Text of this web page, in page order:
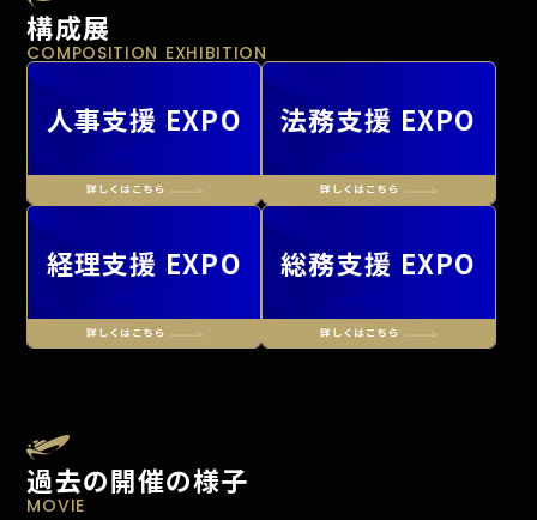
構成展
COMPOSITION EXHIBITION
人事支援 EXPO 法務支援 EXPO
経理支援 EXPO 総務支援 EXPO
過去の開催の様子
MOVIE